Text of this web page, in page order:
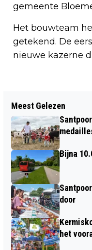
gemeente
Het bouwteam
getekend. De
nieuwe kazerne
KENTER
Meest Gelezen
Bijna
door
het